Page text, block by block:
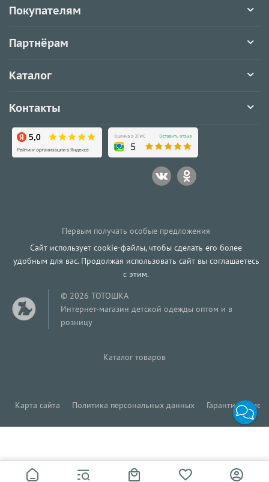
Покупателям
Партнёрам
Каталог
Контакты
Первым получать особые предложения
Сайт использует cookie-файлы, чтобы сделать его более
удобным для вас. Продолжая использовать сайт вы соглашаетесь
с этим.
© 2026 ТОТОШКА
Интернет-магазин детской одежды оптом и в
розницу
Каталог товаров
Карта сайта Политика персональных данных Гарантия
Р